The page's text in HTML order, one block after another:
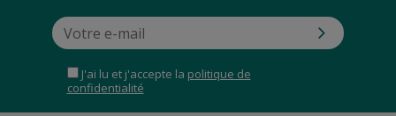
J'ai lu et j'accepte la politique de
confidentialité